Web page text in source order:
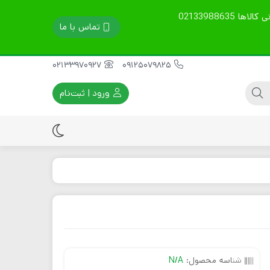
تمامی محصولات گارانتی 60 روزه دارند. قیمت ها آپدیت است. نوع ارسال را در توضیحات بنویسید. مشاوره فنی، خرید و پشتیبانی کالاها 02133988635
تماس با ما
ماله پروانه ای
موتور ویبراتور برقی
شناسه محصول: N/A